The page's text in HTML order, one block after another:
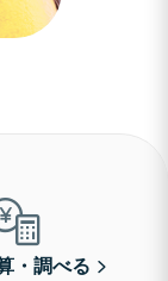
・調べる